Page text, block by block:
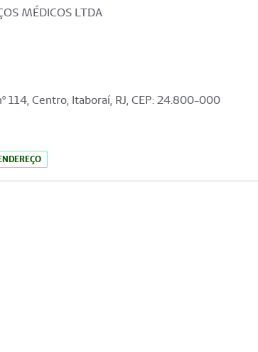
MÉDICOS LTDA
114, Centro, Itaboraí, RJ, CEP: 24.800-000